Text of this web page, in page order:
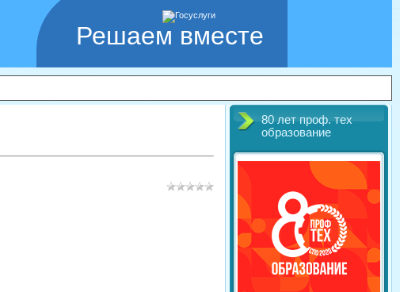
Решаем вместе
80 лет проф. тех
образование